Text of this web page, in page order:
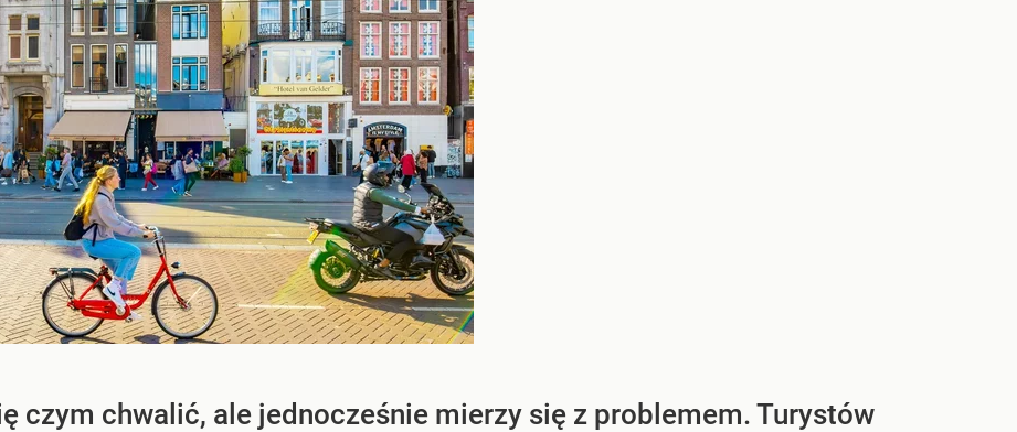
czym chwalić, ale jednocześnie mierzy się z problemem. Turystów